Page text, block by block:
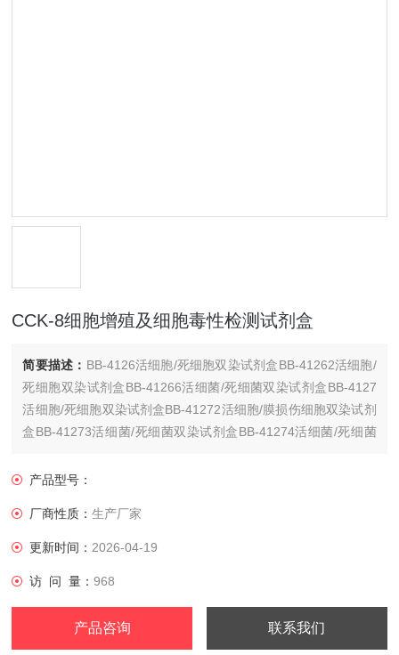
CCK-8细胞增殖及细胞毒性检测试剂盒
简要描述： BB-4126活细胞/死细胞双染试剂盒BB-41262活细胞/
死细胞双染试剂盒BB-41266活细菌/死细菌双染试剂盒BB-4127
活细胞/死细胞双染试剂盒BB-41272活细胞/膜损伤细胞双染试剂
盒BB-41273活细菌/死细菌双染试剂盒BB-41274活细菌/死细菌
产品型号：
厂商性质：生产厂家
更新时间： 2026-04-19
访 问 量：968
产品咨询 联系我们